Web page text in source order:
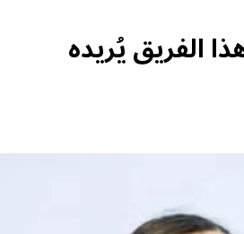
الفريق يُريده